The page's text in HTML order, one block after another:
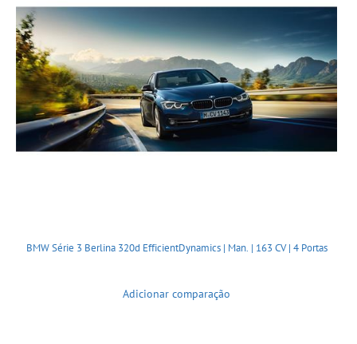
BMW Série 3 Berlina 320d EfficientDynamics | Man. | 163 CV | 4 Portas
Adicionar comparação